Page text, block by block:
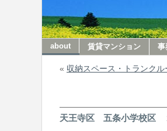
about 賃貸マンション 事
« 収納スペース・トランク
天王寺区 五条小学校区